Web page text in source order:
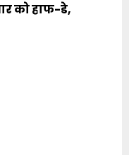
को हाफ-डे,